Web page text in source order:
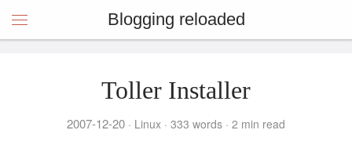
Blogging reloaded
Toller Installer
2007-12-20 Linux 333 words 2 min read